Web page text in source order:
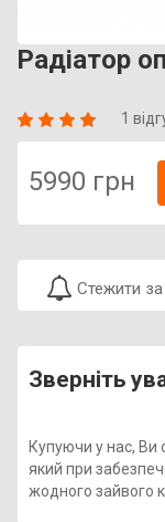
Радіатор
1
5990 грн
Стежити
Зверніть
Купуючи у нас, Ви
який при
жодного зайвого